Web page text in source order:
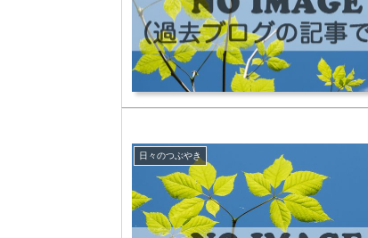
日々のつぶやき